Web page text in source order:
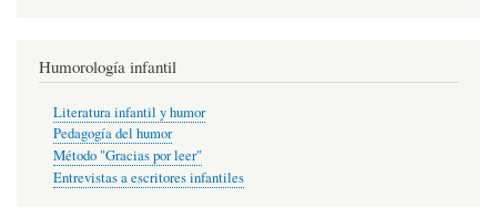
Humorología infantil
Literatura infantil y humor
Pedagogía del humor
Método "Gracias por leer"
Entrevistas a escritores infantiles